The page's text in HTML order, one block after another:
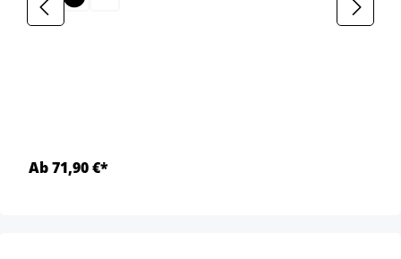
Ab 71,90 €*